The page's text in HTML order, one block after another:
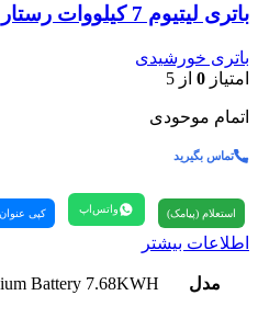
باتری لیتیوم 7 کیلووات رستار سولار Restar Solar
باتری خورشیدی
امتیاز 0 از 5
اتمام موحودی
تماس بگیرید
استعلام (پیامک) واتس‌اپ کپی
اطلاعات بیشتر
مدل Battery 7.68KWH